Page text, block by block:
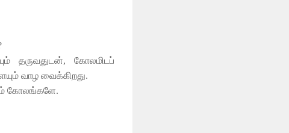
தருவதுடன், கோலமிடப்
வாழ வைக்கிறது.
கோலங்களே.